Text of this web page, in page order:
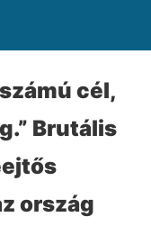
cél,
Brutális
ország